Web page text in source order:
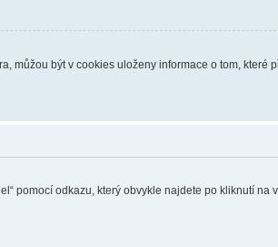
můžou být v cookies uloženy informace o tom, které
pomocí odkazu, který obvykle najdete po kliknutí na